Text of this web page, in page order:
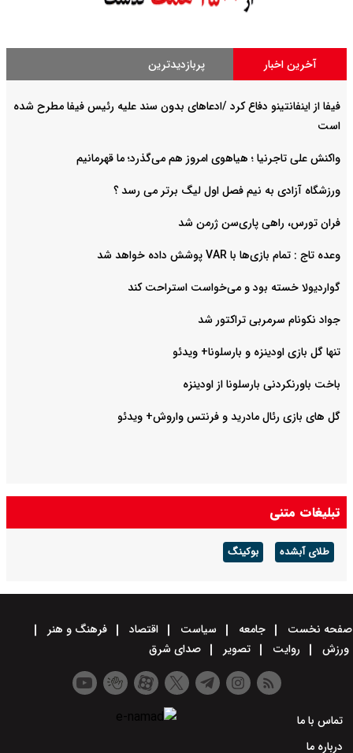
آخرین اخبار پربازدیدترین
فیفا از اینفانتینو دفاع کرد /ادعاهای بدون سند علیه رئیس فیفا مطرح شده
است
واکنش علی تاجرنیا ؛ هیاهوی امروز هم می‌گذرد؛ ما قهرمانیم
ورزشگاه آزادی به نیم فصل اول لیگ برتر می رسد ؟
فران تورس، راهی پاری‌سن ژرمن شد
وعده تاج : تمام بازی‌ها با VAR پوشش داده خواهد شد
گواردیولا خسته بود و می‌خواست استراحت کند
جواد نکونام سرمربی تراکتور شد
تنها گل بازی اودینزه و بارسلونا+ ویدئو
باخت باورنکردنی بارسلونا از اودینزه
گل های بازی رئال مادرید و فرنتس واروش+ ویدئو
تبلیغات متنی
طلای آبشده بوکینگ
صفحه نخست جامعه سیاست اقتصاد
فرهنگ و هنر
ورزش
روایت تصویر صدای شرق
تماس با ما
درباره ما